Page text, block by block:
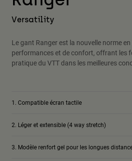
Versatility
Le gant Ranger est la nouvelle norme
performances et de confort, offrant les
pratique du VTT dans les meilleures
Compatible écran tactile
Léger et extensible (4 way stretch)
Modèle renfort gel pour les longues